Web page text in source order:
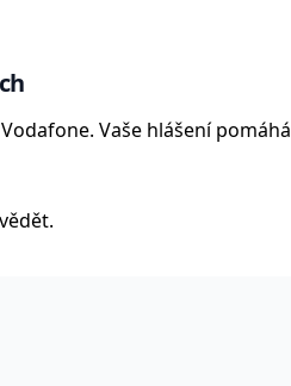
Vaše hlášení pomáhá